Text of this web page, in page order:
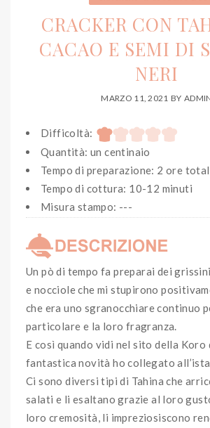
CRACKER CON
CACAO E SEMI DI
NERI
MARZO 11, 2021 BY
Difficoltà:
Quantità: un centinaio
Tempo di preparazione: 2 ore
Tempo di cottura: 10-12 minuti
Misura stampo: ---
Un pò di tempo fa preparai dei
e nocciole che mi stupirono
che era uno sgranocchiare continuo
particolare e la loro fragranza.
E così quando vidi nel sito della Koro
fantastica novità ho collegato
Ci sono diversi tipi di Tahina che
salati e li esaltano grazie al loro
loro cremosità, li impreziosiscono